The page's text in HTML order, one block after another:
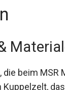
die beim